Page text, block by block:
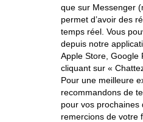
que sur Messenger
permet d’avoir des
temps réel. Vous
depuis notre
Apple Store, Google
cliquant sur «
Pour une meilleure
recommandons de
pour vos prochaines
remercions de votre